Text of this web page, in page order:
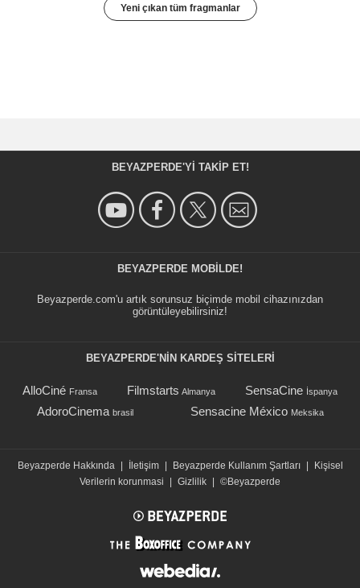
Yeni çıkan tüm fragmanlar
BEYAZPERDE'YI TAKIP ET!
BEYAZPERDE MOBILDE!
Beyazperde.com'u artık sorunsuz biçimde mobil cihazınızdan
görüntüleyebilirsiniz!
BEYAZPERDE'NIN KARDEŞ SİTELERİ
AlloCiné Fransa Filmstarts Almanya SensaCine İspanya
AdoroCinema brasil Sensacine México Meksika
Beyazperde Hakkında İletişim Beyazperde Kullanım Şartları
Kişisel
Verilerin korunmasi
Gizlilik ©Beyazperde